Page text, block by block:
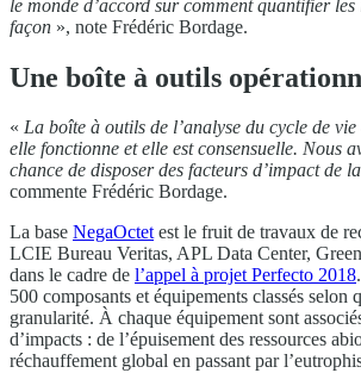
le monde d’accord sur comment quantifier
façon », note Frédéric Bordage.
Une boîte à outils
« La boîte à outils de l’analyse du cycle de
elle fonctionne et elle est consensuelle. Nous
chance de disposer des facteurs d’impact de
commente Frédéric Bordage.
La base NegaOctetest le fruit de travaux de
LCIE Bureau Veritas, APL Data Center,
dans le cadre de l’appel à projet Perfecto 2018
500 composants et équipements classés selon
granularité. À chaque équipement sont
d’impacts : de l’épuisement des ressources
réchauffement global en passant par